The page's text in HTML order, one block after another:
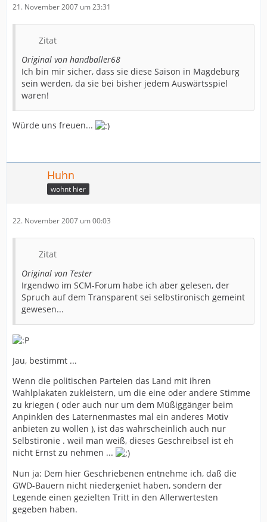
21. November 2007 um 23:31
Zitat
Original von handballer68
Ich bin mir sicher, dass sie diese Saison in Magdeburg
sein werden, da sie bei bisher jedem Auswärtsspiel
waren!
Würde uns freuen...
Huhn
wohnt hier
22. November 2007 um 00:03
Zitat
Original von Tester
Irgendwo im SCM-Forum habe ich aber gelesen, der
Spruch auf dem Transparent sei selbstironisch gemeint
gewesen...
Jau, bestimmt ...
Wenn die politischen Parteien das Land mit ihren
Wahlplakaten zukleistern, um die eine oder andere Stimme
zu kriegen ( oder auch nur um dem Müßiggänger beim
Anpinklen des Laternenmastes mal ein anderes Motiv
anbieten zu wollen ), ist das wahrscheinlich auch nur
Selbstironie . weil man weiß, dieses Geschreibsel ist eh
nicht Ernst zu nehmen ...
Nun ja: Dem hier Geschriebenen entnehme ich, daß die
GWD-Bauern nicht niedergeniet haben, sondern der
Legende einen gezielten Tritt in den Allerwertesten
gegeben haben.